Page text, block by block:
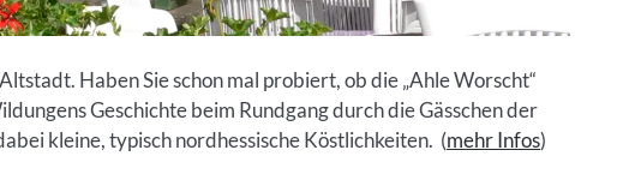
Haben Sie schon mal probiert, ob die „Ahle Worscht“
Geschichte beim Rundgang durch die Gässchen der
kleine, typisch nordhessische Köstlichkeiten. (mehr Infos)